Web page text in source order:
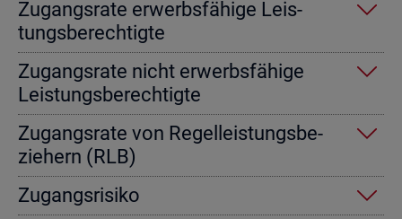
Zu­gangs­ra­te er­werbs­fä­hi­ge Leis­
tungs­be­rech­tig­te
Zu­gangs­ra­te nicht er­werbs­fä­hi­ge
Leis­tungs­be­rech­tig­te
Zu­gangs­ra­te von Re­gel­leis­tungs­be­
zie­hern (RLB)
Zu­gangs­ri­si­ko